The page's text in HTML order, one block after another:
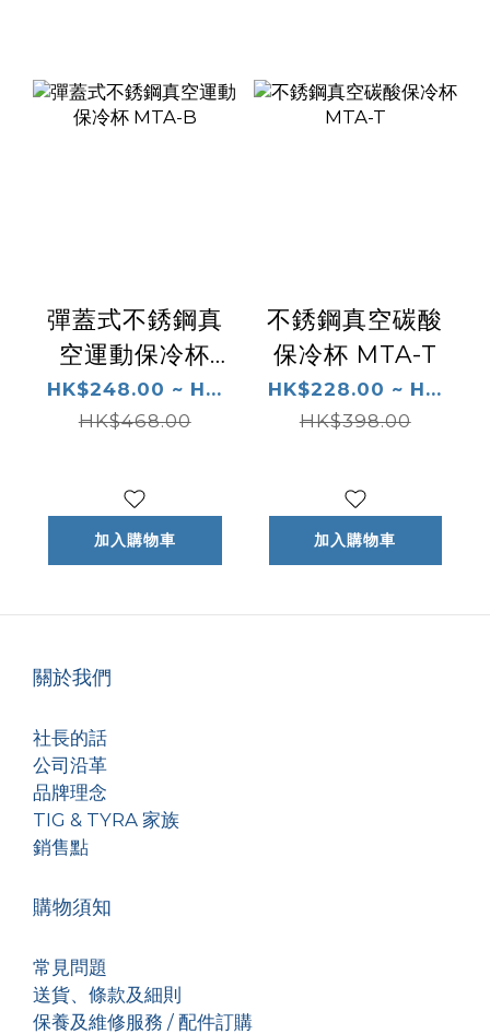
彈蓋式不銹鋼真
空運動保冷杯
MTA-B
HK$248.00 ~ H...
HK$468.00
加入購物車
不銹鋼真空碳酸
保冷杯 MTA-T
HK$228.00 ~ H...
HK$398.00
加入購物車
關於我們
社長的話
公司沿革
品牌理念
TIG & TYRA 家族
銷售點
購物須知
常見問題
送貨、條款及細則
保養及維修服務 / 配件訂購